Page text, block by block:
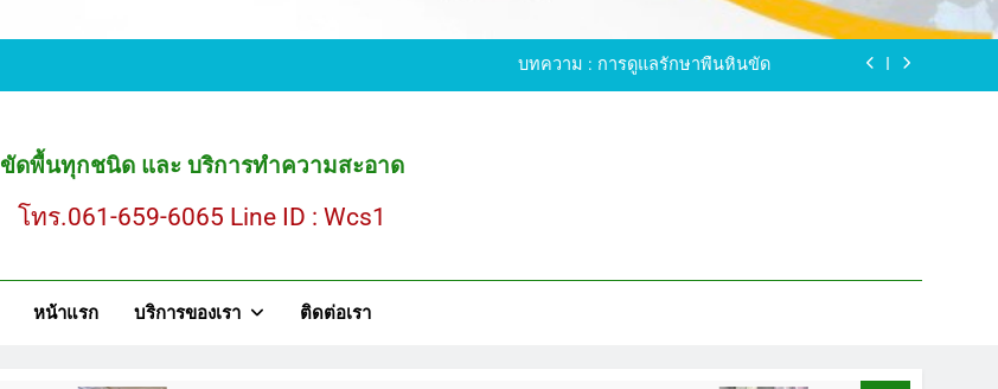
ขัดพื้นหินอ่อน โทร.0616596065 ไลน์ WCS1
บทความ : การดูแลรักษาพื้นหินขัด
ขัดพื้นหินขัด สมุทรสาคร โทร.061-659-6065 Line ID : WCS1
ขัดพื้นทุกชนิด และ บริการทำความสะอาด
โทร.061-659-6065 Line ID : Wcs1
หน้าแรก บริการของเรา ติดต่อเรา